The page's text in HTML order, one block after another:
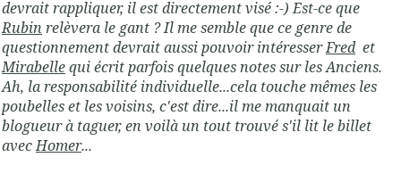
devrait rappliquer, il est directement visé :-) Est-ce que
Rubin relèvera le gant ? Il me semble que ce genre de
questionnement devrait aussi pouvoir intéresserFredet
Mirabellequi écrit parfois quelques notes sur les Anciens.
Ah, la responsabilité individuelle...cela touche mêmes les
poubelles et les voisins, c'est dire...il me manquait un
blogueur à taguer, en voilà un tout trouvé s'il lit le billet
avecHomer...